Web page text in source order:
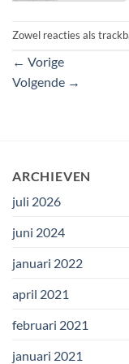
Zowel reacties als
← Vorige
Volgende →
ARCHIEVEN
juli 2026
juni 2024
januari 2022
april 2021
februari 2021
januari 2021